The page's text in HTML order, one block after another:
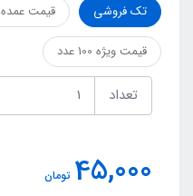
تک فروشی
قیمت عمده 10 عدد به بالا
قیمت ویژه 100 عدد
تعداد
45,000 تومان